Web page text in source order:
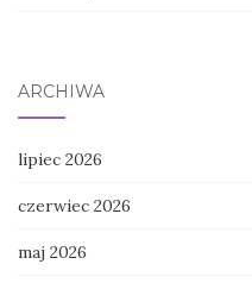
ARCHIWA
lipiec 2026
czerwiec 2026
maj 2026